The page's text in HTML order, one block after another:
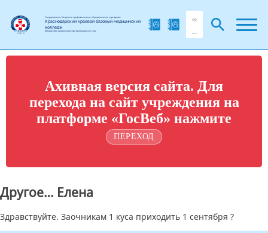
Государственное бюджетное профессиональное образовательное учреждение
Краснодарский краевой базовый медицинский
колледж
Министерства здравоохранения Краснодарского края
Ахивная версия сайта. Для
перехода на сайт учреждения на
платформе «ГосВеб» нажмите
ПЕРЕХОД
Другое… Елена
Здравствуйте. Заочникам 1 куса приходить 1 сентября ?